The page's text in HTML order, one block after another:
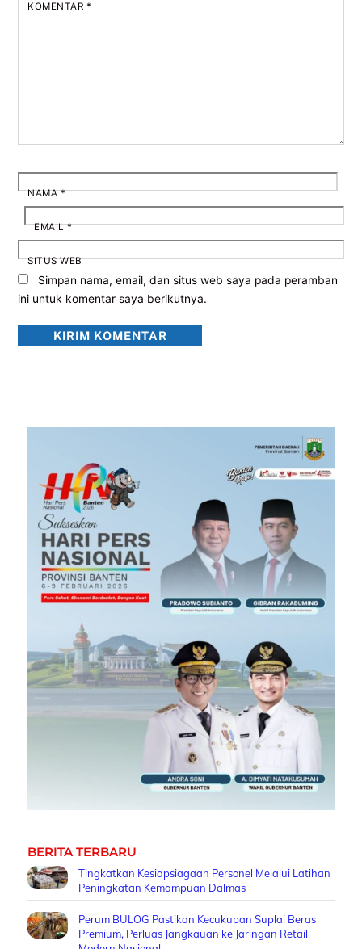
KOMENTAR *
NAMA*
EMAIL*
SITUS WEB
Simpan nama, email, dan situs web saya pada peramban
ini untuk komentar saya berikutnya.
BERITA TERBARU
Tingkatkan Kesiapsiagaan Personel Melalui Latihan
Peningkatan Kemampuan Dalmas
Perum BULOG Pastikan Kecukupan Suplai Beras
Premium, Perluas Jangkauan ke Jaringan Retail